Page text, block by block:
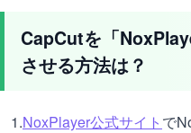
CapCutを「
させる方法は？
1.NoxPlayer公式サイト で